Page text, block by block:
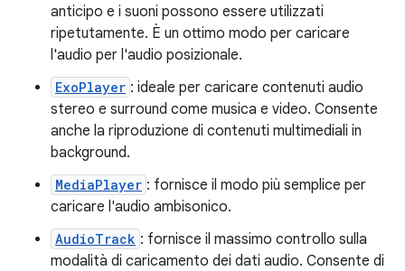
anticipo e i suoni possono essere utilizzati
ripetutamente. È un ottimo modo per caricare
l'audio per l'audio posizionale.
ExoPlayer : ideale per caricare contenuti audio
stereo e surround come musica e video. Consente
anche la riproduzione di contenuti multimediali in
background.
MediaPlayer : fornisce il modo più semplice per
caricare l'audio ambisonico.
AudioTrack : fornisce il massimo controllo sulla
modalità di caricamento dei dati audio. Consente di